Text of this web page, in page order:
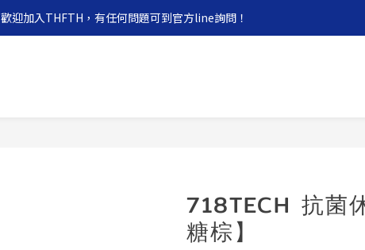
歡迎加入THFTH，有任何問題可到官方line詢問！
718TECH 抗菌
糖棕】